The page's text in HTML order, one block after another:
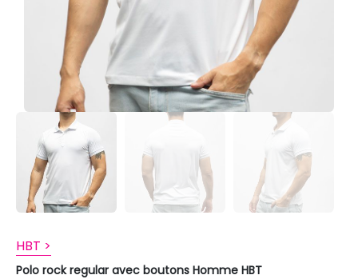
HBT >
Polo rock regular avec boutons Homme HBT